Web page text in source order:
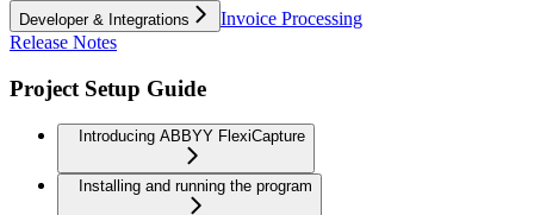
Developer & Integrations
Invoice Processing
Release Notes
Project Setup Guide
Introducing ABBYY FlexiCapture
Installing and running the program